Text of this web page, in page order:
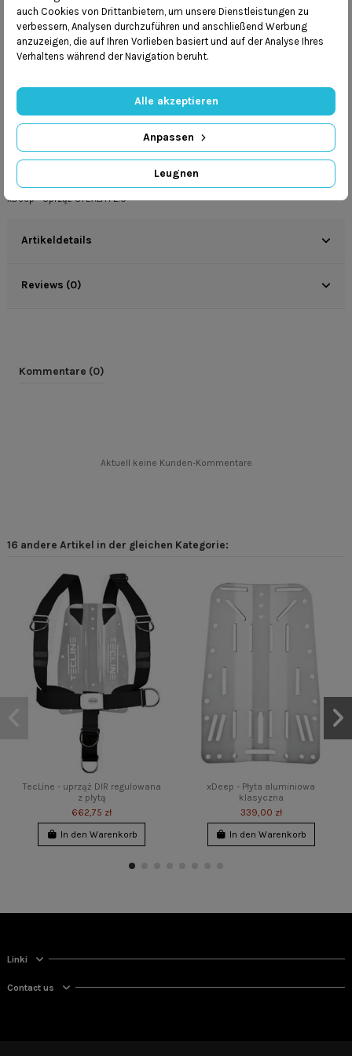
Mamy
program lojalnościowy
Dbamy obezpieczeństwo przesyłek
Beschreibung
xDeep - Uprząż STEALTH 2.0
Artikeldetails
Reviews (0)
Kommentare (0)
Aktuell keine Kunden-Kommentare
16 andere Artikel in der gleichen Kategorie:
TecLine - uprząż DIR regulowana
z płytą
662,75 zł
In den Warenkorb
xDeep - Płyta aluminiowa
klasyczna
339,00 zł
In den Warenkorb
Linki
Contact us
auch Cookies von Drittanbietern, um unsere Dienstleistungen zu
verbessern, Analysen durchzuführen und anschließend Werbung
anzuzeigen, die auf Ihren Vorlieben basiert und auf der Analyse Ihres
Verhaltens während der Navigation beruht.
Leugnen
Anpassen
Alle akzeptieren